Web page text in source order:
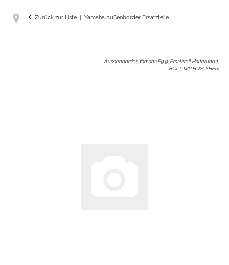
Zurück zur Liste Yamaha Außenborder Ersatzteile
Aussenborder, Yamaha F9.9, Ersatzteil Halterung 1,
BOLT, WITH WASHER: